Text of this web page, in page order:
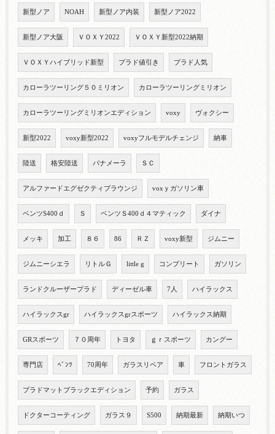
新型ノア NOAH 新型ノア内装 新型ノア2022
新型ノア大阪 ＶＯＸＹ2022 ＶＯＸＹ新型2022納期
ＶＯＸＹハイブリッド新型 プラド値引き プラド人気
カローラツーリング５０ミリオン カローラツーリングミリオン
カローラツーリングミリオンエディション voxy ヴォクシー
新型2022 voxy新型2022 voxyフルモデルチェンジ 納車
陸送 格安陸送 パナメーラ ＳＣ
アルファードエグゼクティブラウンジ voxｙガソリン車
ベンツS400ｄ Ｓ ベンツＳ400ｄ４マティック ダイナ
メッキ 加工 ８６ 86 ＲＺ voxy新型 ジムニー
ジムニーシエラ リトルＧ little g コンプリート ガソリン
ランドクルーザープラド ディーゼル車 7人 ハイラックス
ハイラックスgr ハイラックスgrスポーツ ハイラックス納期
GRスポーツ ７０周年 トヨタ ｇｒスポーツ カングー
専門店 ﾍﾞﾝﾂ 70周年 ガラスリペア 車 フロントガラス
プラドマットブラックエディション 予約 ガラス
ドクターコーティング ガラス９ S500 納期最新 納期いつ